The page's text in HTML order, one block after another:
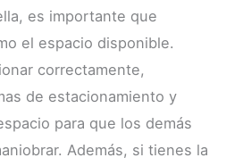
es importante que
el espacio disponible.
correctamente,
de estacionamiento y
para que los demás
Además, si tienes la